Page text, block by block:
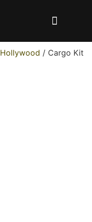
Hollywood / Cargo Kit